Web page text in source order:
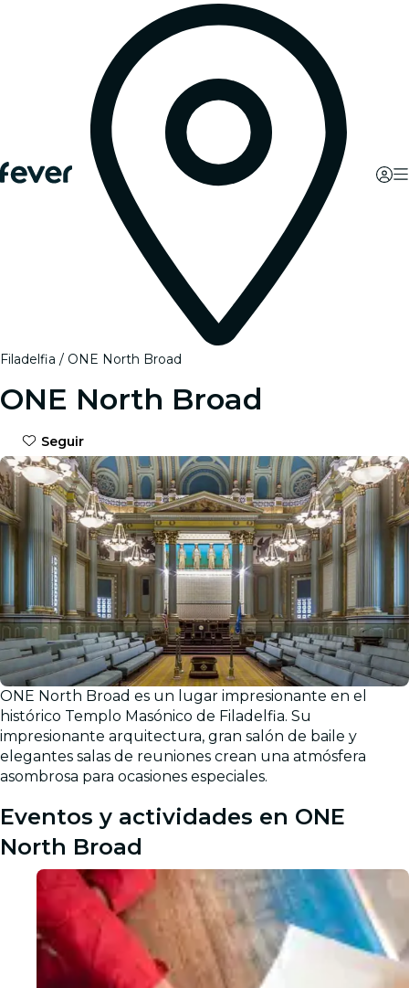
Filadelfia ONE North Broad
ONE North Broad
Seguir
ONE North Broad es un lugar impresionante en el
histórico Templo Masónico de Filadelfia. Su
impresionante arquitectura, gran salón de baile y
elegantes salas de reuniones crean una atmósfera
asombrosa para ocasiones especiales.
Eventos y actividades en ONE
North Broad